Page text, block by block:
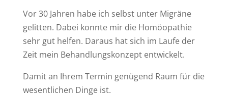
Vor 30 Jahren habe ich selbst unter Migräne
gelitten. Dabei konnte mir die Homöopathie
sehr gut helfen. Daraus hat sich im Laufe der
Zeit mein Behandlungskonzept entwickelt.
Damit an Ihrem Termin genügend Raum für die
wesentlichen Dinge ist.